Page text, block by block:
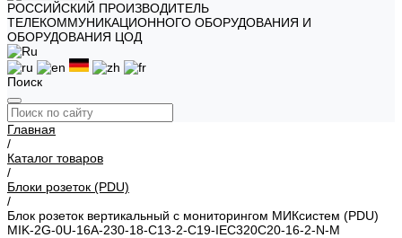
РОССИЙСКИЙ ПРОИЗВОДИТЕЛЬ
ТЕЛЕКОММУНИКАЦИОННОГО ОБОРУДОВАНИЯ И
ОБОРУДОВАНИЯ ЦОД
Поиск
Главная
/
Каталог товаров
/
Блоки розеток (PDU)
/
Блок розеток вертикальный с мониторингом МИКсистем (PDU)
MIK-2G-0U-16A-230-18-C13-2-C19-IEC320C20-16-2-N-M